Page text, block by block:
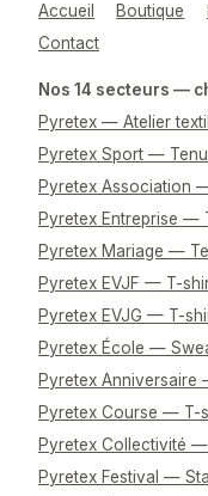
Accueil
Boutique
Contact
Nos 14 secteurs —
Pyretex — Atelier
Pyretex Sport —
Pyretex Association
Pyretex Entreprise —
Pyretex Mariage —
Pyretex EVJF — T-
Pyretex EVJG — T-
Pyretex École —
Pyretex
Pyretex Course — T-
Pyretex Collectivité
Pyretex Festival —